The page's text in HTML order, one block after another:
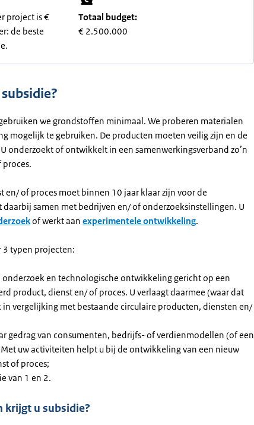
project is €
de beste
Totaal budget:
€ 2.500.000
we grondstoffen minimaal. We proberen materialen
mogelijk te gebruiken. De producten moeten veilig zijn en de
onderzoekt of ontwikkelt in een samenwerkingsverband zo’n
en/ of proces moet binnen 10 jaar klaar zijn voor de
daarbij samen met bedrijven en/ of onderzoeksinstellingen. U
of werkt aan experimentele ontwikkeling.
3 typen projecten:
en technologische ontwikkeling gericht op een
product, dienst en/ of proces. U verlaagt daarmee (waar dat
vergelijking met bestaande circulaire producten, diensten en/
gedrag van consumenten, bedrijfs- of verdienmodellen (of een
uw activiteiten helpt u bij de ontwikkeling van een nieuw
of proces;
van 1 en 2.
krijgt u subsidie?